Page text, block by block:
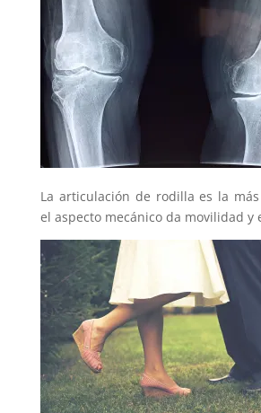
La articulación de rodilla es la
el aspecto mecánico da movilidad y